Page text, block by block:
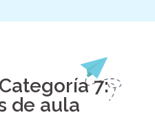
7:
de aula